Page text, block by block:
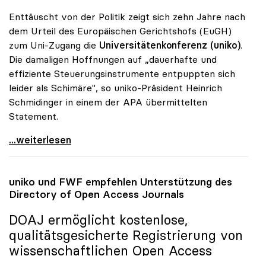
Enttäuscht von der Politik zeigt sich zehn Jahre nach
dem Urteil des Europäischen Gerichtshofs (EuGH)
zum Uni-Zugang die Universitätenkonferenz (uniko).
Die damaligen Hoffnungen auf „dauerhafte und
effiziente Steuerungsinstrumente entpuppten sich
leider als Schimäre", so uniko-Präsident Heinrich
Schmidinger in einem der APA übermittelten
Statement.
uniko-Kritik an „Fleckerlteppich\" bei Uni-Zugang
...weiterlesen
uniko und FWF empfehlen Unterstützung des
Directory of Open Access Journals
DOAJ ermöglicht kostenlose,
qualitätsgesicherte Registrierung von
wissenschaftlichen Open Access